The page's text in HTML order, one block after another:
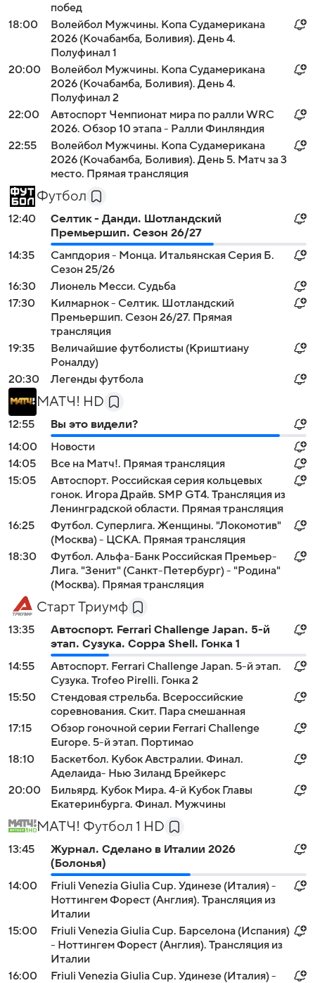
побед
18:00
Волейбол Мужчины. Копа Судамерикана
2026 (Кочабамба, Боливия). День 4.
Полуфинал 1
20:00
Волейбол Мужчины. Копа Судамерикана
2026 (Кочабамба, Боливия). День 4.
Полуфинал 2
22:00
Автоспорт Чемпионат мира по ралли WRC
2026. Обзор 10 этапа - Ралли Финляндия
22:55
Волейбол Мужчины. Копа Судамерикана
2026 (Кочабамба, Боливия). День 5. Матч за 3
место. Прямая трансляция
Футбол
12:40
Селтик - Данди. Шотландский
Премьершип. Сезон 26/27
14:35
Сампдория - Монца. Итальянская Серия Б.
Сезон 25/26
16:30
Лионель Месси. Судьба
17:30
Килмарнок - Селтик. Шотландский
Премьершип. Сезон 26/27. Прямая
трансляция
19:35
Величайшие футболисты (Криштиану
Роналду)
20:30
Легенды футбола
МАТЧ! HD
12:55
Вы это видели?
14:00
Новости
14:05
Все на Матч!. Прямая трансляция
15:05
Автоспорт. Российская серия кольцевых
гонок. Игора Драйв. SMP GT4. Трансляция из
Ленинградской области. Прямая трансляция
16:25
Футбол. Суперлига. Женщины. "Локомотив"
(Москва) - ЦСКА. Прямая трансляция
18:30
Футбол. Альфа-Банк Российская Премьер-
Лига. "Зенит" (Санкт-Петербург) - "Родина"
(Москва). Прямая трансляция
Старт Триумф
13:35
Автоспорт. Ferrari Challenge Japan. 5-й
этап. Сузука. Coppa Shell. Гонка 1
14:55
Автоспорт. Ferrari Challenge Japan. 5-й этап.
Сузука. Trofeo Pirelli. Гонка 2
15:50
Стендовая стрельба. Всероссийские
соревнования. Скит. Пара смешанная
17:15
Обзор гоночной серии Ferrari Challenge
Europe. 5-й этап. Портимао
18:10
Баскетбол. Кубок Австралии. Финал.
Аделаида- Нью Зиланд Брейкерс
20:00
Бильярд. Кубок Мира. 4-й Кубок Главы
Екатеринбурга. Финал. Мужчины
МАТЧ! Футбол 1 HD
13:45
Журнал. Сделано в Италии 2026
(Болонья)
14:00
Friuli Venezia Giulia Cup. Удинезе (Италия) -
Ноттингем Форест (Англия). Трансляция из
Италии
15:00
Friuli Venezia Giulia Cup. Барселона (Испания)
- Ноттингем Форест (Англия). Трансляция из
Италии
16:00
Friuli Venezia Giulia Cup. Удинезе (Италия) -